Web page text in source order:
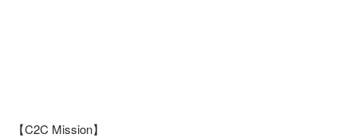
【C2C Mission】